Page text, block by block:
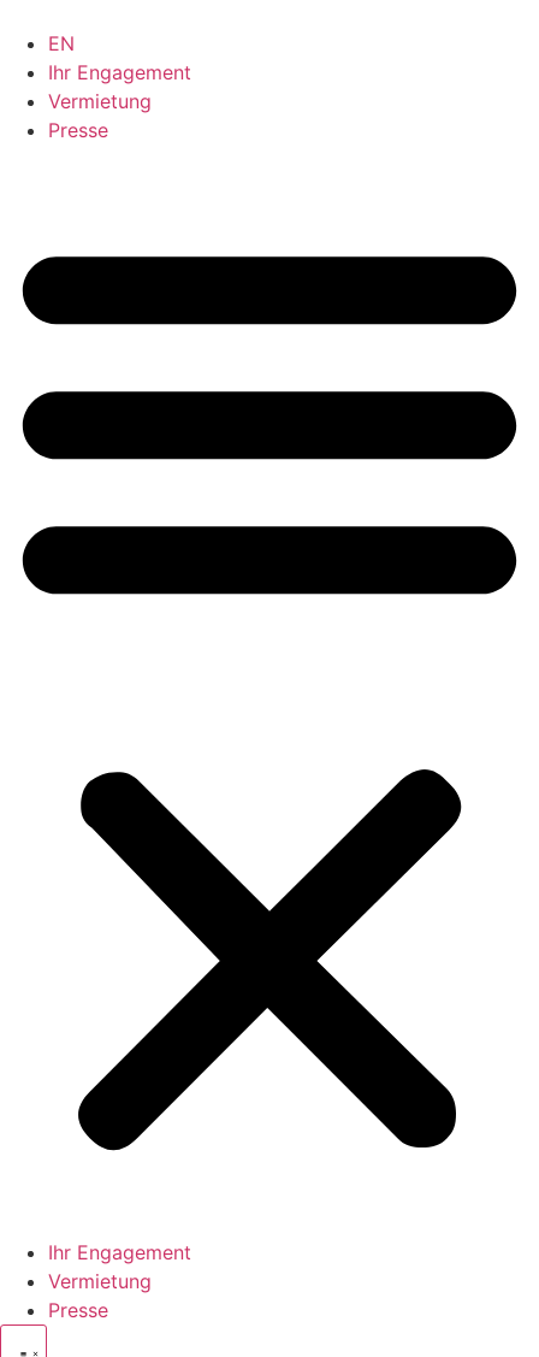
Inhalt
springen
EN
Ihr Engagement
Vermietung
Presse
Ihr Engagement
Vermietung
Presse